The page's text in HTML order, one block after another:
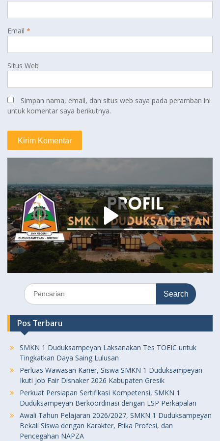
Email *
Situs Web
Simpan nama, email, dan situs web saya pada peramban ini
untuk komentar saya berikutnya.
Search
for:
Pos Terbaru
SMKN 1 Duduksampeyan Laksanakan Tes TOEIC untuk
Tingkatkan Daya Saing Lulusan
Perluas Wawasan Karier, Siswa SMKN 1 Duduksampeyan
Ikuti Job Fair Disnaker 2026 Kabupaten Gresik
Perkuat Persiapan Sertifikasi Kompetensi, SMKN 1
Duduksampeyan Berkoordinasi dengan LSP Perkapalan
Awali Tahun Pelajaran 2026/2027, SMKN 1 Duduksampeyan
Bekali Siswa dengan Karakter, Etika Profesi, dan
Pencegahan NAPZA